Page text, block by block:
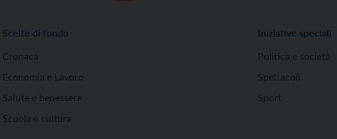
Scelte di fondo
Cronaca
Economia e Lavoro
Salute e benessere
Scuola e cultura
Iniziative speciali
Politica e società
Spettacoli
Sport